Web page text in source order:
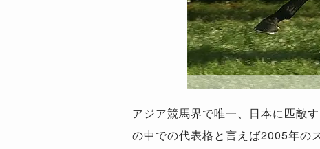
アジア競馬界で唯一、日本に匹敵
の中での代表格と言えば2005年の